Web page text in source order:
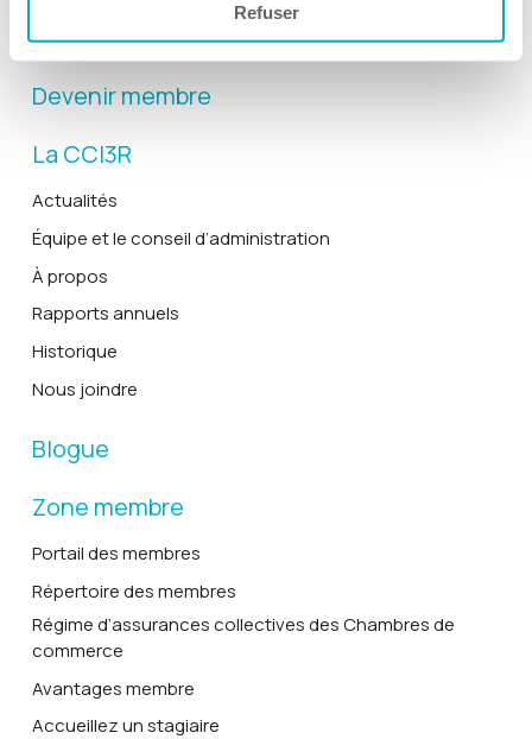
Refuser
Solutions TI
Devenir membre
La CCI3R
Actualités
Équipe et le conseil d’administration
À propos
Rapports annuels
Historique
Nous joindre
Blogue
Zone membre
Portail des membres
Répertoire des membres
Régime d’assurances collectives des Chambres de
commerce
Avantages membre
Accueillez un stagiaire